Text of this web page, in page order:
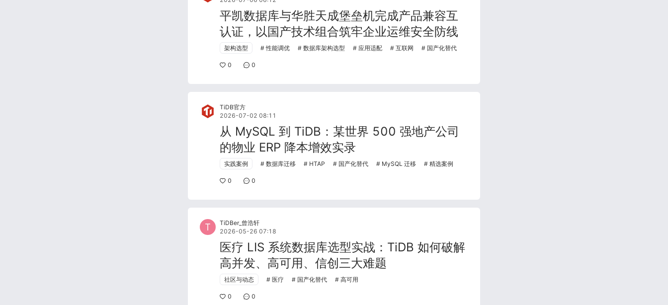
平凯数据库与华胜天成堡垒机完成产品兼容互
认证，以国产技术组合筑牢企业运维安全防线
架构选型 性能调优 数据库架构选型 应用适配 互联网 国产化替代
0 0
TiDB官方
2026-07-02 08:11
从 MySQL 到 TiDB：某世界 500 强地产公司
的物业 ERP 降本增效实录
实践案例 数据库迁移 HTAP 国产化替代 MySQL 迁移 精选案例
0 0
TiDBer_曾浩轩
2026-05-26 07:18
医疗 LIS 系统数据库选型实战：TiDB 如何破解
高并发、高可用、信创三大难题
社区与动态 医疗 国产化替代 高可用
0 0